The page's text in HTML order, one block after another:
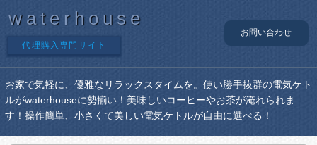
waterhouse
代理購入専門サイト
お問い合わせ
お家で気軽に、優雅なリラックスタイムを。使い勝手抜群の電気ケト
ルがwaterhouseに勢揃い！美味しいコーヒーやお茶が淹れられま
す！操作簡単、小さくて美しい電気ケトルが自由に選べる！